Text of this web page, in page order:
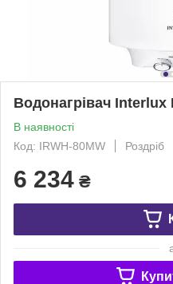
Водонагрівач Interlux
В наявності
Код: IRWН-80MW
Роздріб
6 234 ₴